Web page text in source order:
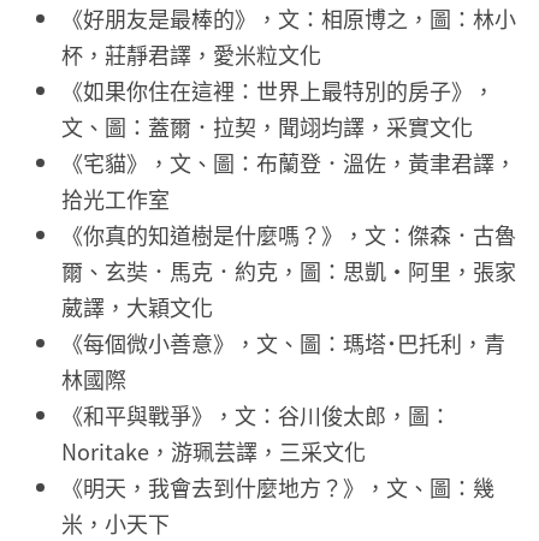
《好朋友是最棒的》，文：相原博之，圖：林小
杯，莊靜君譯，愛米粒文化
《如果你住在這裡：世界上最特別的房子》，
文、圖：蓋爾．拉契，聞翊均譯，采實文化
《宅貓》，文、圖：布蘭登．溫佐，黃聿君譯，
拾光工作室
《你真的知道樹是什麼嗎？》，文：傑森．古魯
爾、玄奘．馬克．約克，圖：思凱・阿里，張家
葳譯，大穎文化
《每個微小善意》，文、圖：瑪塔˙巴托利，青
林國際
《和平與戰爭》，文：谷川俊太郎，圖：
Noritake，游珮芸譯，三采文化
《明天，我會去到什麼地方？》，文、圖：幾
米，小天下